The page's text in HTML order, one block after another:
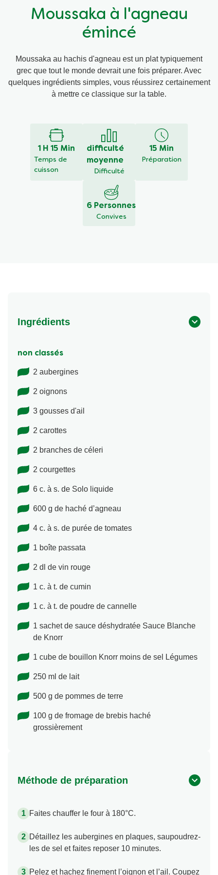
Végétarien
Wraps aux légumes
Aides culinaires
Prêt à l'emploi
Moussaka à l'agneau
émincé
Moussaka au hachis d'agneau est un plat typiquement
grec que tout le monde devrait une fois préparer. Avec
quelques ingrédients simples, vous réussirez certainement
à mettre ce classique sur la table.
1 H 15 Min
Temps de
cuisson
difficulté
moyenne
Difficulté
15 Min
Préparation
6 Personnes
Convives
Ingrédients
non classés
2 aubergines
2 oignons
3 gousses d'ail
2 carottes
2 branches de céleri
2 courgettes
6 c. à s. de Solo liquide
600 g de haché d’agneau
4 c. à s. de purée de tomates
1 boîte passata
2 dl de vin rouge
1 c. à t. de cumin
1 c. à t. de poudre de cannelle
1 sachet de sauce déshydratée Sauce Blanche
de Knorr
1 cube de bouillon Knorr moins de sel Légumes
250 ml de lait
500 g de pommes de terre
100 g de fromage de brebis haché
grossièrement
Méthode de préparation
Faites chauffer le four à 180°C.
Détaillez les aubergines en plaques, saupoudrez-
les de sel et faites reposer 10 minutes.
Pelez et hachez finement l’oignon et l’ail. Coupez